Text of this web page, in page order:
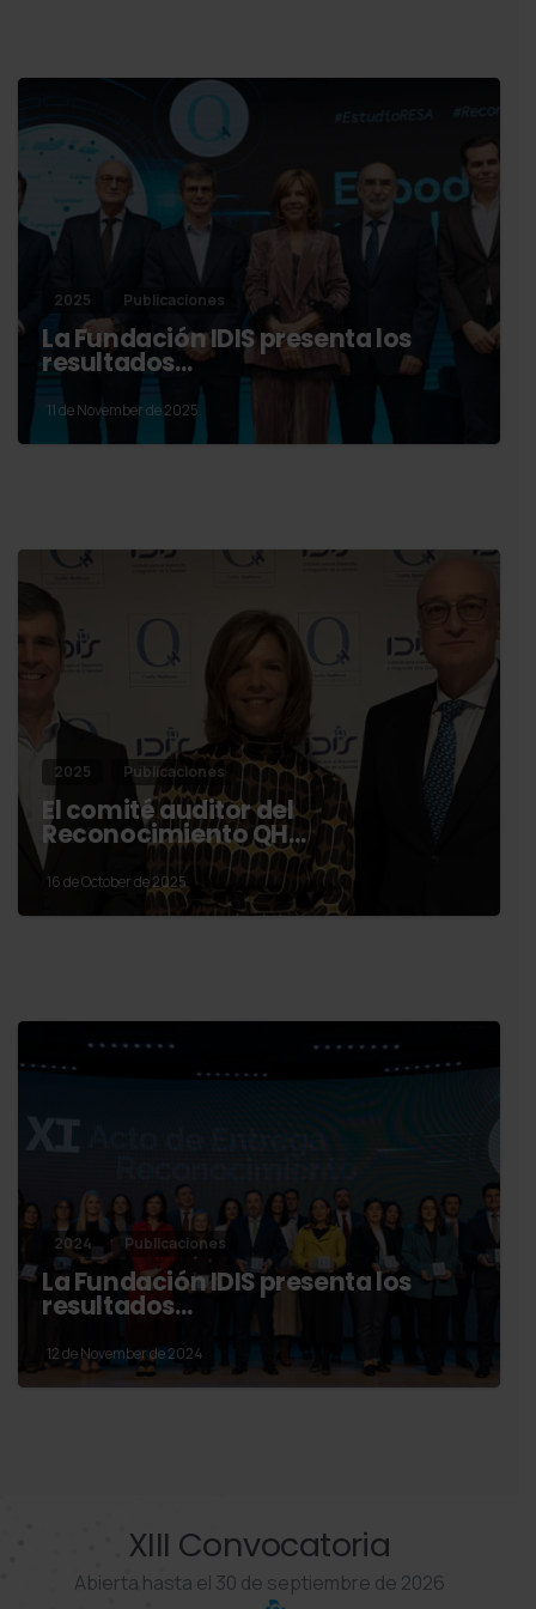
2025 Publicaciones
La Fundación IDIS presenta los
resultados…
11 de November de 2025
2025 Publicaciones
El comité auditor del
Reconocimiento QH…
16 de October de 2025
2024 Publicaciones
La Fundación IDIS presenta los
resultados…
12 de November de 2024
XIII Convocatoria
Abierta hasta el 30 de septiembre de 2026